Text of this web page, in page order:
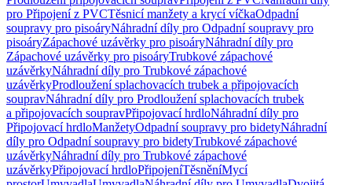
pro Připojení z PVCTěsnicí manžety a krycí víčkaOdpadní
soupravy pro pisoáryNáhradní díly pro Odpadní soupravy pro
pisoáryZápachové uzávěrky pro pisoáryNáhradní díly pro
Zápachové uzávěrky pro pisoáryTrubkové zápachové
uzávěrkyNáhradní díly pro Trubkové zápachové
uzávěrkyProdloužení splachovacích trubek a připojovacích
soupravNáhradní díly pro Prodloužení splachovacích trubek
a připojovacích soupravPřipojovací hrdloNáhradní díly pro
Připojovací hrdloManžetyOdpadní soupravy pro bidetyNáhradní
díly pro Odpadní soupravy pro bidetyTrubkové zápachové
uzávěrkyNáhradní díly pro Trubkové zápachové
uzávěrkyPřipojovací hrdloPřipojeníTěsněníMycí